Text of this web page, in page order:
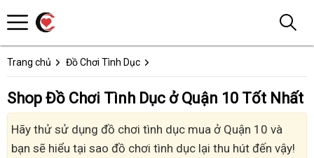
Trang chủ Đồ Chơi Tình Dục
Shop Đồ Chơi Tình Dục ở Quận 10 Tốt Nhất
Hãy thử sử dụng đồ chơi tình dục mua ở Quận 10 và
bạn sẽ hiểu tại sao đồ chơi tình dục lại thu hút đến vậy!